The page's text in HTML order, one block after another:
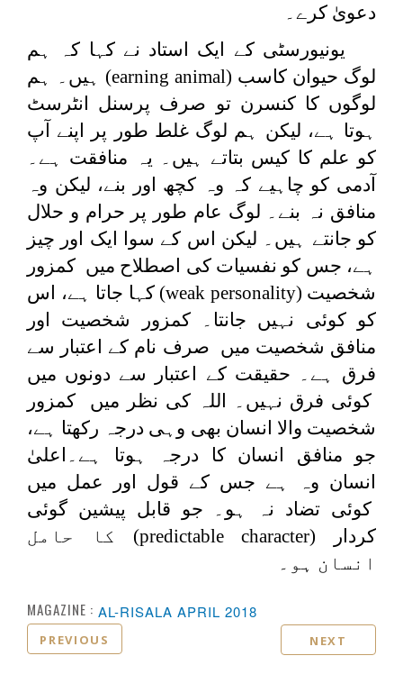
دعویٰ کرے۔
یونیورسٹی کے ایک استاد نے کہا کہ ہم
لوگ حیوان کاسب (earning animal) ہیں۔ ہم
لوگوں کا کنسرن تو صرف پرسنل انٹرسٹ
ہوتا ہے، لیکن ہم لوگ غلط طور پر اپنے آپ
کو علم کا کیس بتاتے ہیں۔ یہ منافقت ہے۔
آدمی کو چاہیے کہ وہ کچھ اور بنے، لیکن وہ
منافق نہ بنے۔ لوگ عام طور پر حرام و حلال
کو جانتے ہیں۔ لیکن اس کے سوا ایک اور چیز
ہے، جس کو نفسیات کی اصطلاح میں کمزور
شخصیت (weak personality)کہا جاتا ہے، اس
کو کوئی نہیں جانتا۔ کمزور شخصیت اور
منافق شخصیت میں صرف نام کے اعتبار سے
فرق ہے۔ حقیقت کے اعتبار سے دونوں میں
کوئی فرق نہیں۔ اللہ کی نظر میں کمزور
شخصیت والا انسان بھی وہی درجہ رکھتا ہے،
جو منافق انسان کا درجہ ہوتا ہے۔اعلیٰ
انسان وہ ہے جس کے قول اور عمل میں
کوئی تضاد نہ ہو۔ جو قابل پیشین گوئی
کردار
(predictable character) کا حامل
انسان ہو۔
MAGAZINE : AL-RISALA APRIL 2018
PREVIOUS NEXT